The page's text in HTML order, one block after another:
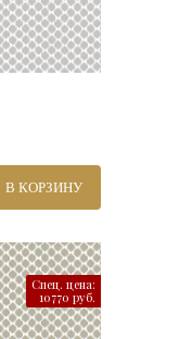
В КОРЗИНУ
Спец. цена:
10770 руб.